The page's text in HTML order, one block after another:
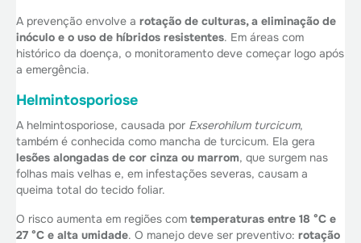
A prevenção envolve a rotação de culturas, a eliminação de
inóculo e o uso de híbridos resistentes. Em áreas com
histórico da doença, o monitoramento deve começar logo após
a emergência.
Helmintosporiose
A helmintosporiose, causada por Exserohilum turcicum,
também é conhecida como mancha de turcicum. Ela gera
lesões alongadas de cor cinza ou marrom, que surgem nas
folhas mais velhas e, em infestações severas, causam a
queima total do tecido foliar.
O risco aumenta em regiões com temperaturas entre 18 °C e
27 °C e alta umidade. O manejo deve ser preventivo: rotação